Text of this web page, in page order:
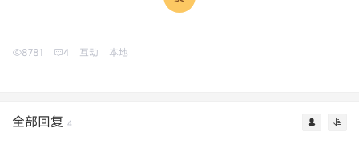
8781 4 互动 本地
全部回复 4